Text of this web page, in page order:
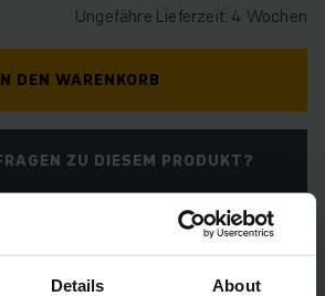
Details About
Ungefähre Lieferzeit: 4 Wochen
DEN WARENKORB
ZU DIESEM PRODUKT?